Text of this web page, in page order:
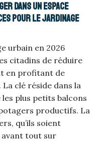
dans un espace
pour le jardinage
urbain en 2026
citadins de réduire
en profitant de
clé réside dans la
plus petits balcons
productifs. La
qu’ils soient
avant tout sur